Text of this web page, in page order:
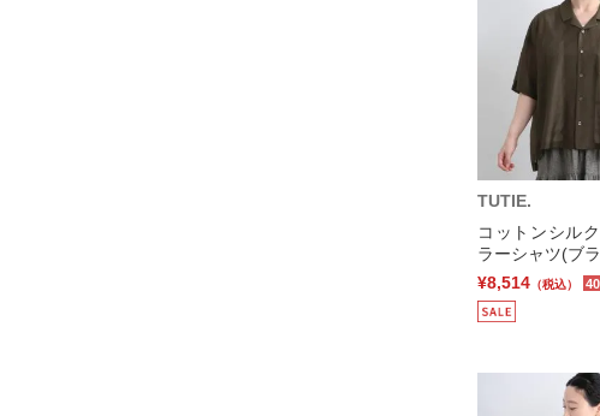
TUTIE.
コットンシル
ラーシャツ(ブ
¥8,514 （税込）